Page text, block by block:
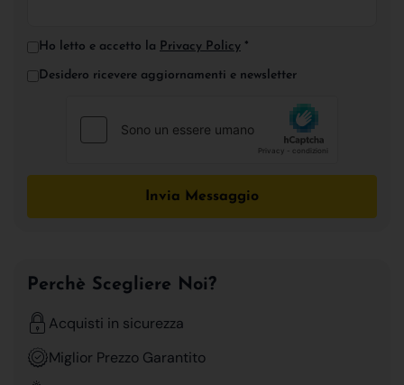
Ho letto e accetto la Privacy Policy *
Desidero ricevere aggiornamenti e newsletter
Invia Messaggio
Perchè Scegliere Noi?
Acquisti in sicurezza
Miglior Prezzo Garantito